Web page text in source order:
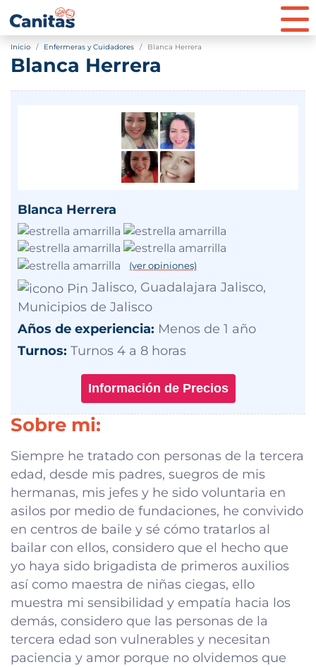
Inicio Enfermeras y Cuidadores Blanca Herrera
Blanca Herrera
Blanca Herrera
(ver opiniones)
Jalisco, Guadalajara Jalisco,
Municipios de Jalisco
Años de experiencia: Menos de 1 año
Turnos: Turnos 4 a 8 horas
Información de Precios
Sobre mi:
Siempre he tratado con personas de la tercera
edad, desde mis padres, suegros de mis
hermanas, mis jefes y he sido voluntaria en
asilos por medio de fundaciones, he convivido
en centros de baile y sé cómo tratarlos al
bailar con ellos, considero que el hecho que
yo haya sido brigadista de primeros auxilios
así como maestra de niñas ciegas, ello
muestra mi sensibilidad y empatía hacia los
demás, considero que las personas de la
tercera edad son vulnerables y necesitan
paciencia y amor porque no olvidemos que